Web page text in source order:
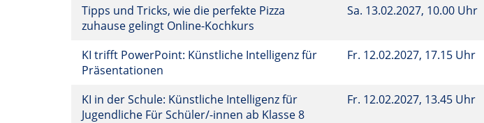
Tipps und Tricks, wie die perfekte Pizza
zuhause gelingt Online-Kochkurs
Sa. 13.02.2027, 10.00 Uhr
KI trifft PowerPoint: Künstliche Intelligenz für
Präsentationen
Fr. 12.02.2027, 17.15 Uhr
KI in der Schule: Künstliche Intelligenz für
Jugendliche Für Schüler/-innen ab Klasse 8
Fr. 12.02.2027, 13.45 Uhr